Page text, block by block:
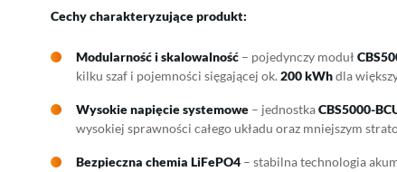
Cechy charakteryzujące produkt:
Modularność i skalowalność – pojedynczy moduł
kilku szaf i pojemności sięgającej ok. 200 kWhdla
Wysokie napięcie systemowe – jednostkaCBS5000-
wysokiej sprawności całego układu oraz mniejszym
Bezpieczna chemia LiFePO4 – stabilna technologia